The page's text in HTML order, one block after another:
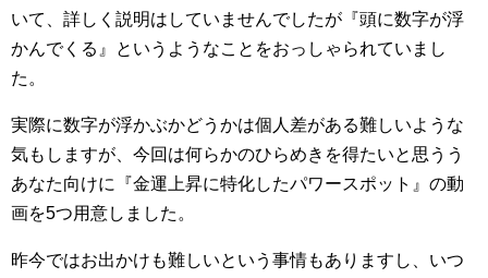
いて、詳しく説明はしていませんでしたが『頭に数字が浮
かんでくる』というようなことをおっしゃられていまし
た。
実際に数字が浮かぶかどうかは個人差がある難しいような
気もしますが、今回は何らかのひらめきを得たいと思うう
あなた向けに『金運上昇に特化したパワースポット』の動
画を5つ用意しました。
昨今ではお出かけも難しいという事情もありますし、いつ